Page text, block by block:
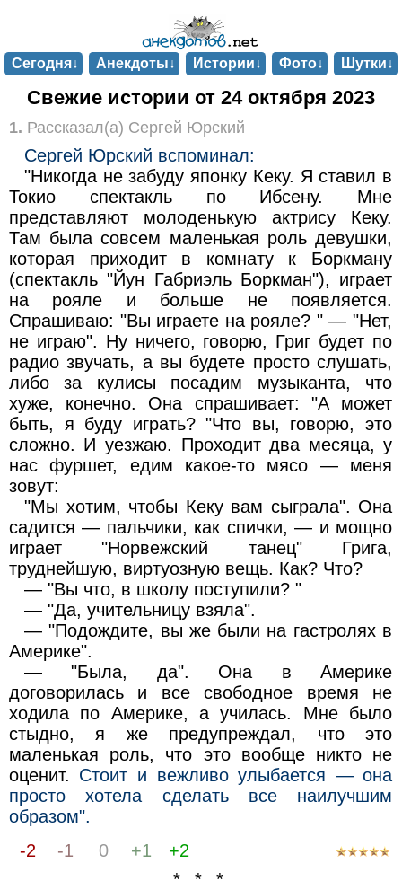
Сегодня↓ Анекдоты↓ Истории↓ Фото↓ Шутки↓
Свежие истории от 24 октября 2023
1. Рассказал(а) Сергей Юрский
Сергей Юрский вспоминал:
"Никогда не забуду японку Кеку. Я ставил в
Токио спектакль по Ибсену. Мне
представляют молоденькую актрису Кеку.
Там была совсем маленькая роль девушки,
которая приходит в комнату к Боркману
(спектакль "Йун Габриэль Боркман"), играет
на рояле и больше не появляется.
Спрашиваю: "Вы играете на рояле? " — "Нет,
не играю". Ну ничего, говорю, Григ будет по
радио звучать, а вы будете просто слушать,
либо за кулисы посадим музыканта, что
хуже, конечно. Она спрашивает: "А может
быть, я буду играть? "Что вы, говорю, это
сложно. И уезжаю. Проходит два месяца, у
нас фуршет, едим какое-то мясо — меня
зовут:
"Мы хотим, чтобы Кеку вам сыграла". Она
садится — пальчики, как спички, — и мощно
играет "Норвежский танец" Грига,
труднейшую, виртуозную вещь. Как? Что?
— "Вы что, в школу поступили? "
— "Да, учительницу взяла".
— "Подождите, вы же были на гастролях в
Америке".
— "Была, да". Она в Америке
договорилась и все свободное время не
ходила по Америке, а училась. Мне было
стыдно, я же предупреждал, что это
маленькая роль, что это вообще никто не
оценит. Стоит и вежливо улыбается — она
просто хотела сделать все наилучшим
образом".
-2
-1 0 +1
+2
* * *